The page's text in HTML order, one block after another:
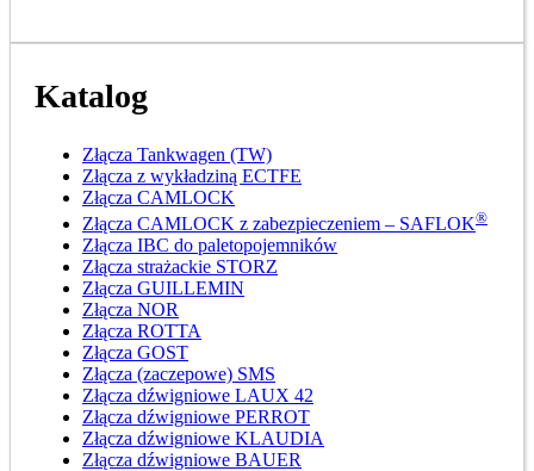
Katalog
Złącza Tankwagen (TW)
Złącza z wykładziną ECTFE
Złącza CAMLOCK
Złącza CAMLOCK z zabezpieczeniem – SAFLOK®
Złącza IBC do paletopojemników
Złącza strażackie STORZ
Złącza GUILLEMIN
Złącza NOR
Złącza ROTTA
Złącza GOST
Złącza (zaczepowe) SMS
Złącza dźwigniowe LAUX 42
Złącza dźwigniowe PERROT
Złącza dźwigniowe KLAUDIA
Złącza dźwigniowe BAUER